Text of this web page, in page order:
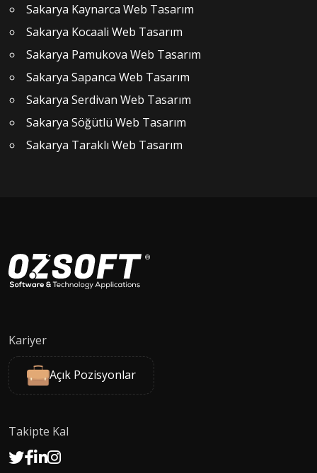
Sakarya Kaynarca Web Tasarım
Sakarya Kocaali Web Tasarım
Sakarya Pamukova Web Tasarım
Sakarya Sapanca Web Tasarım
Sakarya Serdivan Web Tasarım
Sakarya Söğütlü Web Tasarım
Sakarya Taraklı Web Tasarım
Kariyer
Açık Pozisyonlar
Takipte Kal